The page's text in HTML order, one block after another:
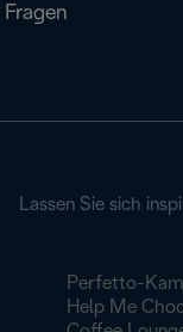
Lassen Sie sich
Perfetto-
Help Me